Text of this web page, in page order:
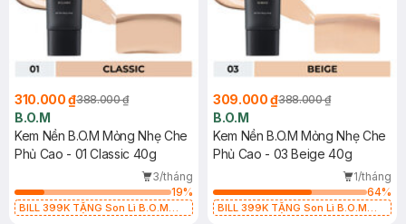
310.000 ₫388.000 ₫
B.O.M
Kem Nền B.O.M Mỏng Nhẹ Che
Phủ Cao - 01 Classic 40g
3/tháng
19%
BILL 399K TẶNG Son Lì B.O.M
309.000 ₫388.000 ₫
B.O.M
Kem Nền B.O.M Mỏng Nhẹ Che
Phủ Cao - 03 Beige 40g
1/tháng
64%
BILL 399K TẶNG Son Lì B.O.M